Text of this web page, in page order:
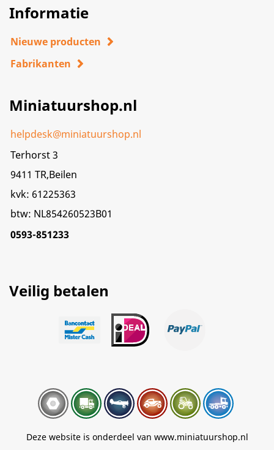
Informatie
Nieuwe producten
Fabrikanten
Miniatuurshop.nl
helpdesk@miniatuurshop.nl
Terhorst 3
9411 TR,Beilen
kvk: 61225363
btw: NL854260523B01
0593-851233
Veilig betalen
Deze website is onderdeel van www.miniatuurshop.nl